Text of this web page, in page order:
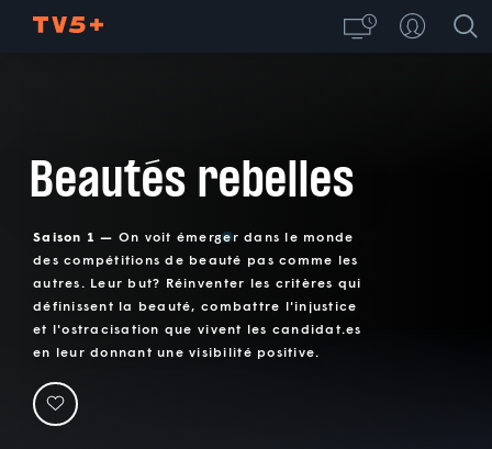
Beautés rebelles
Saison 1 — On voit émerger dans le monde
des compétitions de beauté pas comme les
autres. Leur but? Réinventer les critères qui
définissent la beauté, combattre l'injustice
et l'ostracisation que vivent les candidat.es
en leur donnant une visibilité positive.